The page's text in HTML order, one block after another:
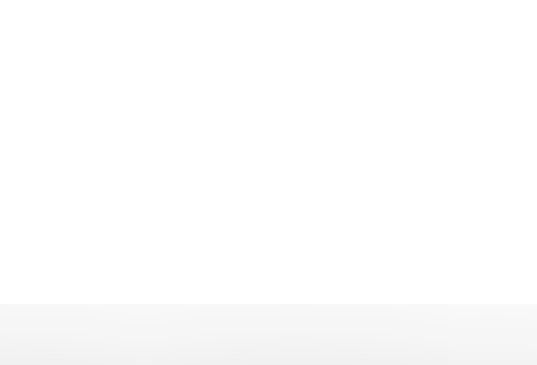
a preferenciách.
aby sa uložila